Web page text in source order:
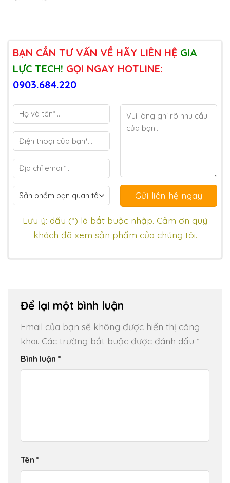
BẠN CẦN TƯ VẤN VỀ HÃY LIÊN HỆ GIA
LỰC TECH! GỌI NGAY HOTLINE:
0903.684.220
Lưu ý: dấu (*) là bắt buộc nhập. Cảm ơn quý
khách đã xem sản phẩm của chúng tôi.
Để lại một bình luận
Email của bạn sẽ không được hiển thị công
khai. Các trường bắt buộc được đánh dấu *
Bình luận *
Tên *